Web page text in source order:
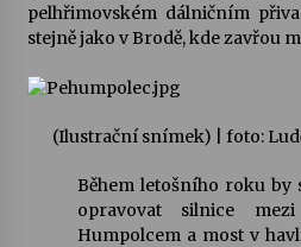
Letní koncerty ve
28. 7. 2026
23. 7. 2026
pelhřimovském dálničním
stejně jako v Brodě, kde zavřou
(Ilustrační snímek) | foto:
Během letošního roku by
opravovat silnice
Humpolcem a most v